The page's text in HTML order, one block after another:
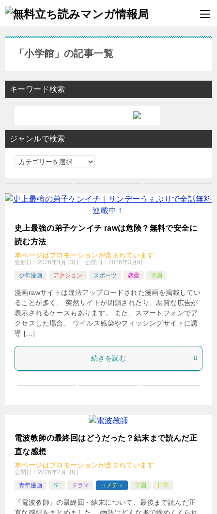
「小学館」の記事一覧
キーワード検索
ジャンルで検索
ジ
ル
索
史上最強の弟子ケンイチ rawは危険？無料で安全に
読む方法
本ページはプロモーションが含まれています
更新日： 2026年4月13日 公開日： 2026年3月9日
少年漫画
アクション スポーツ 恋愛 学園
漫画rawサイトは違法アップロードされた漫画を掲載してい
ることが多く、 突然サイトが閉鎖されたり、悪質な広告が
表示されるケースもあります。 また、スマートフォンでア
クセスした場合、 ウイルス感染やフィッシングサイトに誘
導 […]
続きを読む
電波教師の最終回はどうだった？結末まで読んだ正
直な感想
本ページはプロモーションが含まれています
公開日： 2026年2月10日
青年漫画
SF ドラマ コメディ 学園 日常
『電波教師』の最終回・結末について、最後まで読んだ正
直な感想をまとめました。 物語はどんな形で締めくくられ